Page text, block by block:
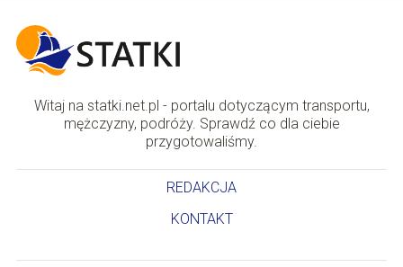
Witaj na statki.net.pl - portalu dotyczącym transportu,
mężczyzny, podróży. Sprawdź co dla ciebie
przygotowaliśmy.
REDAKCJA
KONTAKT